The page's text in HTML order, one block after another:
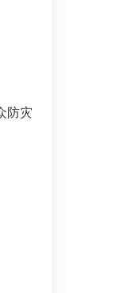
防灾